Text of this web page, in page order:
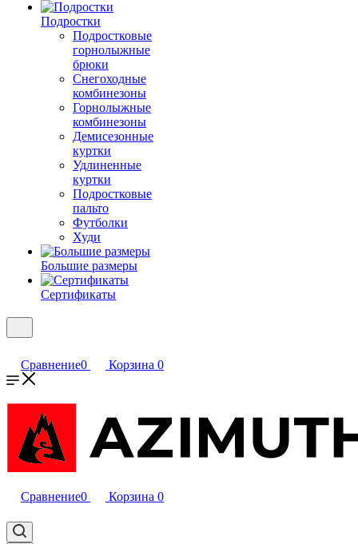
Подростки
Подростковые
горнолыжные
брюки
Снегоходные
комбинезоны
Горнолыжные
комбинезоны
Демисезонные
куртки
Удлиненные
куртки
Подростковые
пальто
Футболки
Худи
Большие размеры
Сертификаты
Сравнение0 Корзина 0
Сравнение0 Корзина 0